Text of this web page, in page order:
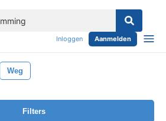
Inloggen Aanmelden
Weg
Filters